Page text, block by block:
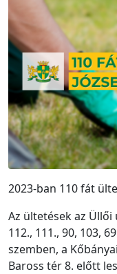
2023-ban 110 fát
Az ültetések az Üllői
112., 111., 90, 103,
szemben, a
Baross tér 8. előtt